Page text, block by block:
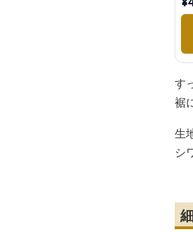
す
裾
生
シ